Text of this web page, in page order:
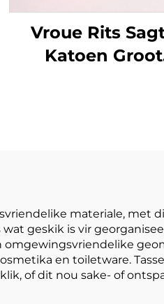
Vroue Rits
Katoen Groot
materiale, met
geskik is vir
en toiletware.
of dit nou sake- of